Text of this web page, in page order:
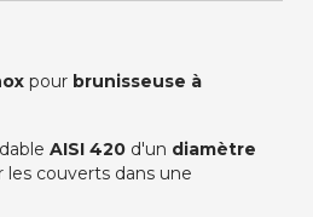
pour brunisseuse à
AISI 420 d'un diamètre
les couverts dans une